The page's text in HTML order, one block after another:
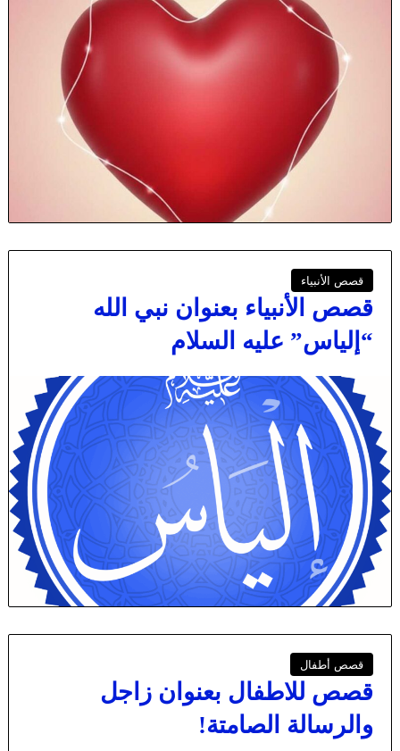
قصص الأنبياء
قصص الأنبياء بعنوان نبي الله
“إلياس” عليه السلام
قصص أطفال
قصص للاطفال بعنوان زاجل
والرسالة الصامتة!